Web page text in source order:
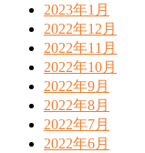
2023年1月
2022年12月
2022年11月
2022年10月
2022年9月
2022年8月
2022年7月
2022年6月